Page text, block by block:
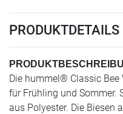
PRODUKTDETAILS
Die hummel® Classic
für Frühling und Sommer.
aus Polyester. Die Biesen